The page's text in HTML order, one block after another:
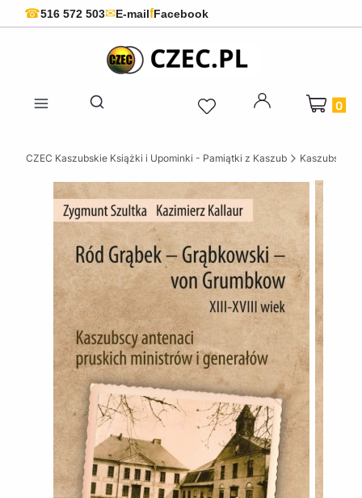
☎516 572 503✉E-mailfFacebook
Otwórz wyszukiwarkę
Produkty
CZEC Kaszubskie Książki i Upominki - Pamiątki z Kaszub Kaszubskie